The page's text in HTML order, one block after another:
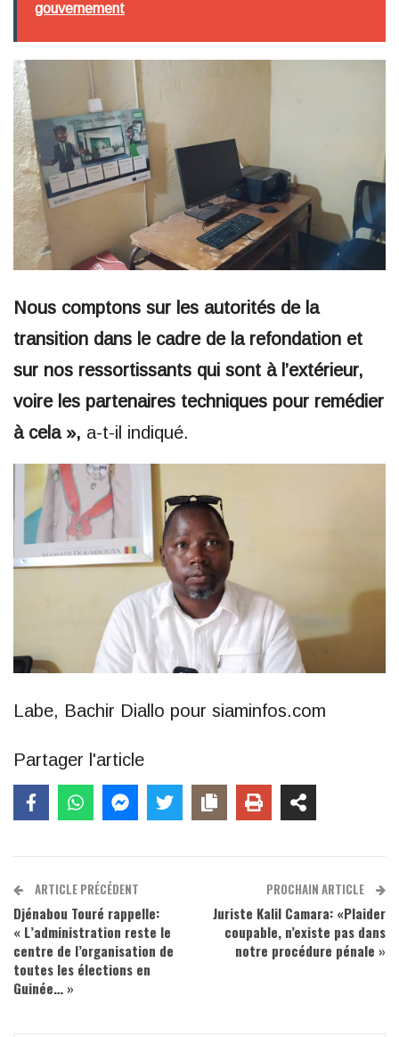
gouvernement
Nous comptons sur les autorités de la
transition dans le cadre de la refondation et
sur nos ressortissants qui sont à l’extérieur,
voire les partenaires techniques pour remédier
à cela », a-t-il indiqué.
Labe, Bachir Diallo pour siaminfos.com
Partager l'article
ARTICLE PRÉCÉDENT
Djénabou Touré rappelle:
« L’administration reste le
centre de l’organisation de
toutes les élections en
Guinée… »
PROCHAIN ARTICLE
Juriste Kalil Camara: «Plaider
coupable, n’existe pas dans
notre procédure pénale »